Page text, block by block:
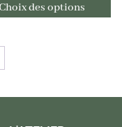
des options